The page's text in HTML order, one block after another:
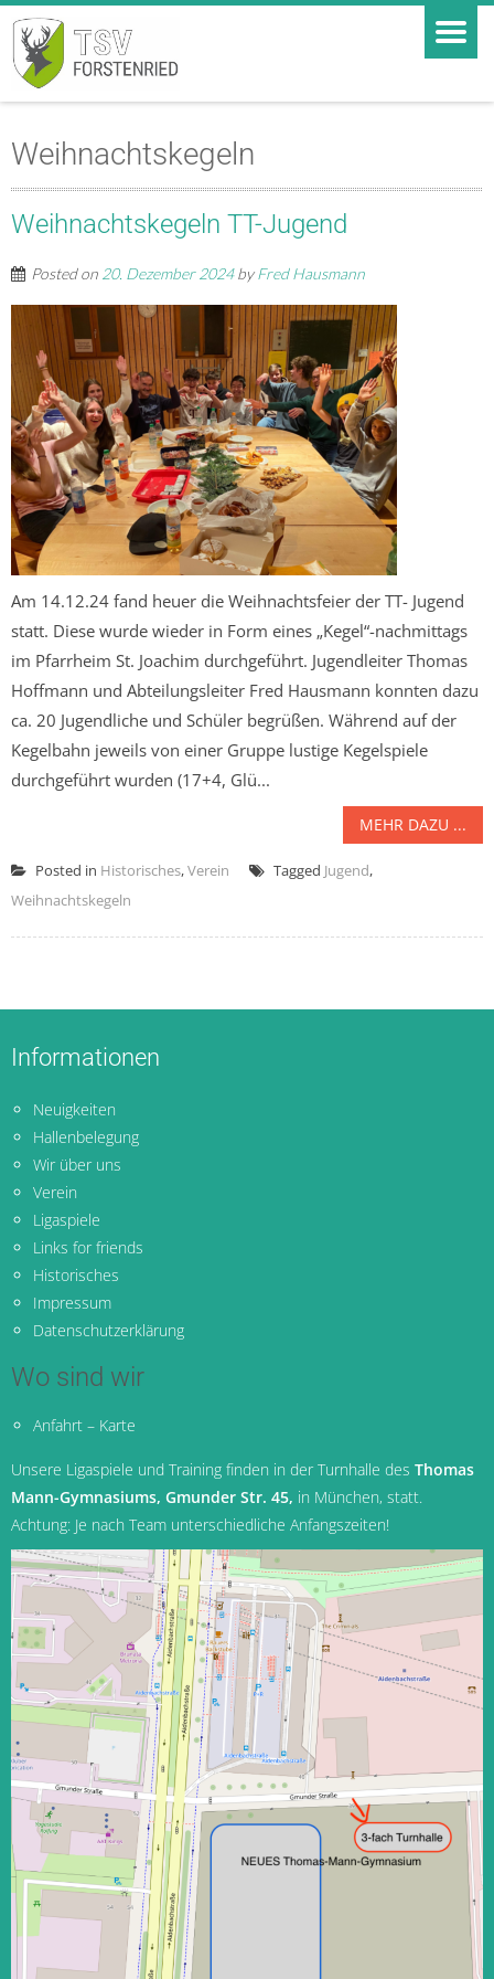
Weihnachtskegeln
Weihnachtskegeln TT-Jugend
Posted on 20. Dezember 2024byFred Hausmann
Am 14.12.24 fand heuer die Weihnachtsfeier der TT- Jugend
statt. Diese wurde wieder in Form eines „Kegel“-nachmittags
im Pfarrheim St. Joachim durchgeführt. Jugendleiter Thomas
Hoffmann und Abteilungsleiter Fred Hausmann konnten dazu
ca. 20 Jugendliche und Schüler begrüßen. Während auf der
Kegelbahn jeweils von einer Gruppe lustige Kegelspiele
durchgeführt wurden (17+4, Glü...
MEHR DAZU ...
Posted in Historisches,Verein Tagged Jugend,
Weihnachtskegeln
Informationen
Neuigkeiten
Hallenbelegung
Wir über uns
Verein
Ligaspiele
Links for friends
Historisches
Impressum
Datenschutzerklärung
Wo sind wir
Anfahrt – Karte
Unsere Ligaspiele und Training finden in der Turnhalle des Thomas
Mann-Gymnasiums, Gmunder Str. 45, in München, statt.
Achtung: Je nach Team unterschiedliche Anfangszeiten!